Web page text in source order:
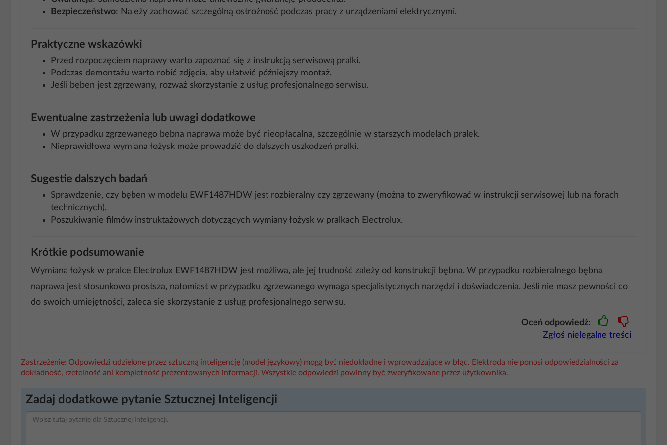
Bezpieczeństwo: Należy zachować szczególną ostrożność podczas pracy z urządzeniami elektrycznymi.
Praktyczne wskazówki
Przed rozpoczęciem naprawy warto zapoznać się z instrukcją serwisową pralki.
Podczas demontażu warto robić zdjęcia, aby ułatwić późniejszy montaż.
Jeśli bęben jest zgrzewany, rozważ skorzystanie z usług profesjonalnego serwisu.
Ewentualne zastrzeżenia lub uwagi dodatkowe
W przypadku zgrzewanego bębna naprawa może być nieopłacalna, szczególnie w starszych modelach pralek.
Nieprawidłowa wymiana łożysk może prowadzić do dalszych uszkodzeń pralki.
Sugestie dalszych badań
Sprawdzenie, czy bęben w modelu EWF1487HDW jest rozbieralny czy zgrzewany (można to zweryfikować w instrukcji serwisowej lub na forach
technicznych).
Poszukiwanie filmów instruktażowych dotyczących wymiany łożysk w pralkach Electrolux.
Krótkie podsumowanie
Wymiana łożysk w pralce Electrolux EWF1487HDW jest możliwa, ale jej trudność zależy od konstrukcji bębna. W przypadku rozbieralnego bębna
naprawa jest stosunkowo prostsza, natomiast w przypadku zgrzewanego wymaga specjalistycznych narzędzi i doświadczenia. Jeśli nie masz pewności co
do swoich umiejętności, zaleca się skorzystanie z usług profesjonalnego serwisu.
Oceń odpowiedź:
Zgłoś nielegalne treści
Zastrzeżenie: Odpowiedzi udzielone przez sztuczną inteligencję (model językowy) mogą być niedokładne i wprowadzające w błąd. Elektroda nie ponosi odpowiedzialności za
dokładność, rzetelność ani kompletność prezentowanych informacji. Wszystkie odpowiedzi powinny być zweryfikowane przez użytkownika.
Zadaj dodatkowe pytanie Sztucznej Inteligencji